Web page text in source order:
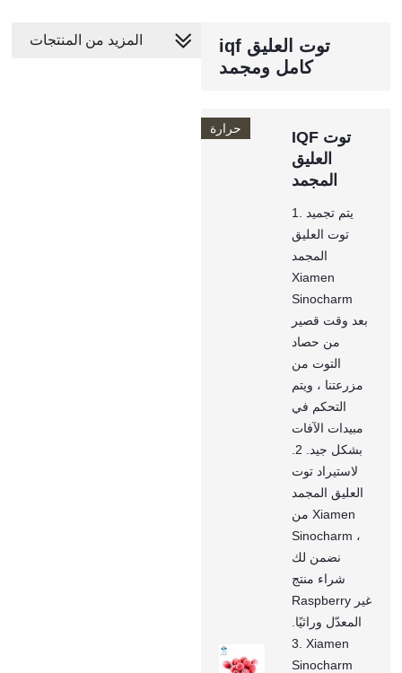
iqf توت العليق
كامل ومجمد
حرارة
IQF توت
العليق
المجمد
1. يتم تجميد
توت العليق
المجمد
Xiamen
Sinocharm
بعد وقت قصير
من حصاد
التوت من
مزرعتنا ، ويتم
التحكم في
مبيدات الآفات
لاستيراد توت
العليق المجمد
من Xiamen
Sinocharm ،
نضمن لك
شراء منتج
Raspberry غير
المعدّل وراثيًا.
3. Xiamen
Sinocharm
المزيد من المنتجات